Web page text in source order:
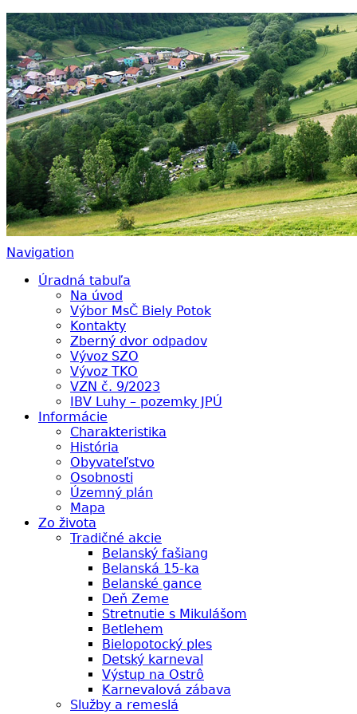
Biely Potok – Ružomberok
Navigation
Úradná tabuľa
Na úvod
Výbor MsČ Biely Potok
Kontakty
Zberný dvor odpadov
Vývoz SZO
Vývoz TKO
VZN č. 9/2023
IBV Luhy – pozemky JPÚ
Informácie
Charakteristika
História
Obyvateľstvo
Osobnosti
Územný plán
Mapa
Zo života
Tradičné akcie
Belanský fašiang
Belanská 15-ka
Belanské gance
Deň Zeme
Stretnutie s Mikulášom
Betlehem
Bielopotocký ples
Detský karneval
Výstup na Ostrô
Karnevalová zábava
Služby a remeslá